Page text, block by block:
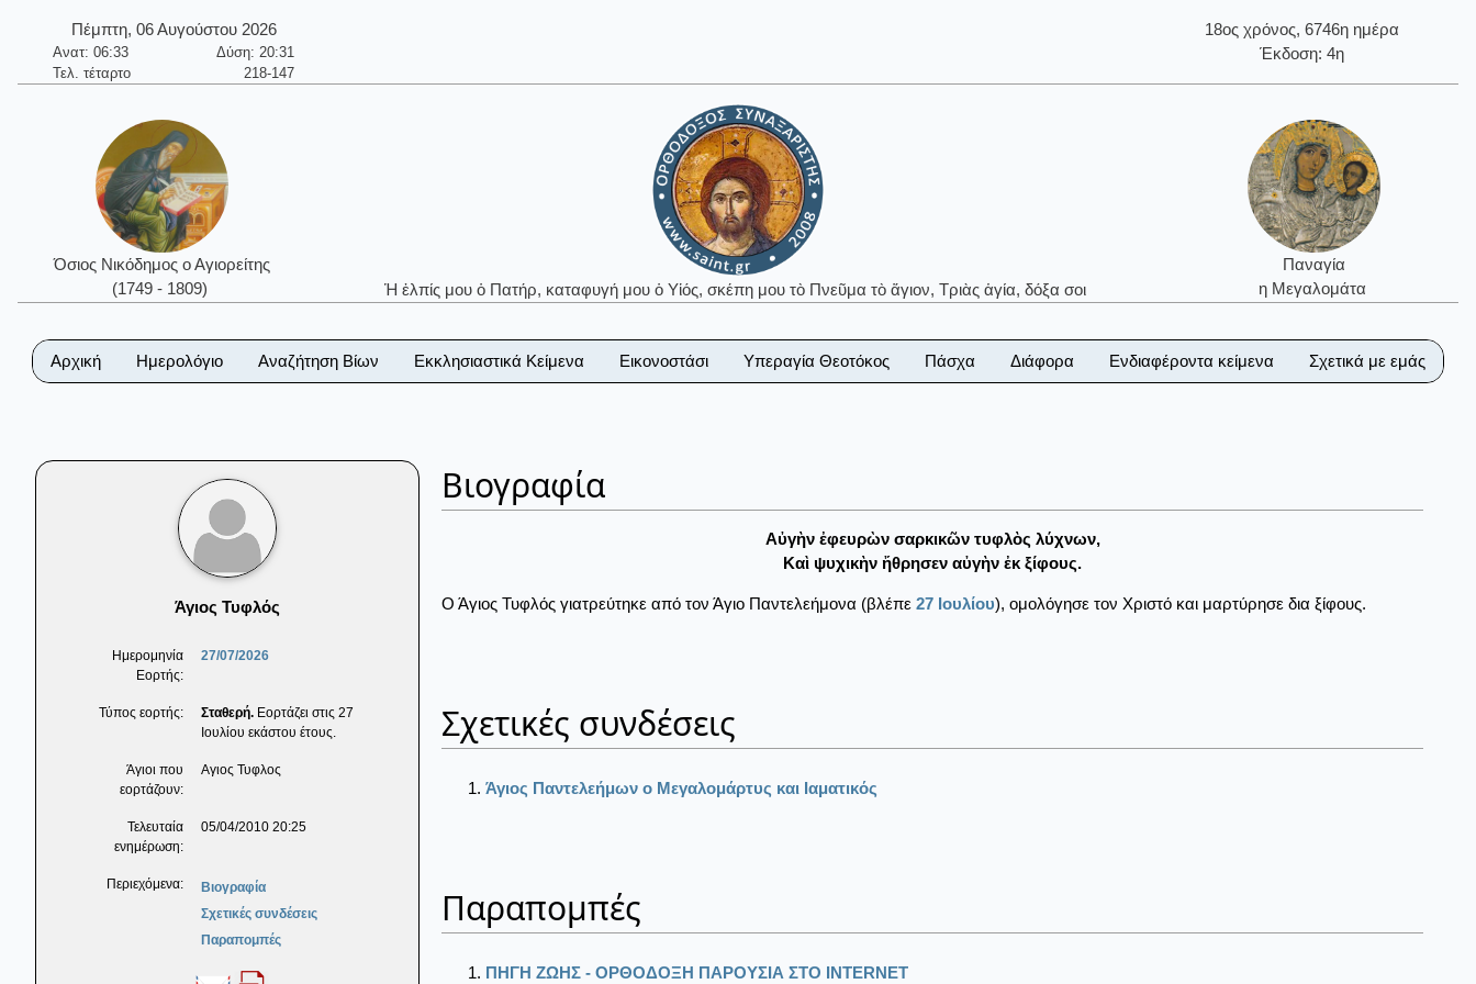
Πέμπτη, 06 Αυγούστου 2026
Ανατ: 06:33
Δύση: 20:31
Τελ. τέταρτο
218-147
18ος χρόνος, 6746η ημέρα
Έκδοση: 4η
Όσιος Νικόδημος ο Αγιορείτης
(1749 - 1809)
Ἡ ἐλπίς μου ὁ Πατήρ, καταφυγή μου ὁ Υἱός, σκέπη μου τὸ Πνεῦμα τὸ ἅγιον, Τριὰς ἁγία, δόξα σοι
Παναγία
η Μεγαλομάτα
Αρχική Ημερολόγιο Αναζήτηση Βίων Εκκλησιαστικά Κείμενα Εικονοστάσι Υπεραγία Θεοτόκος Πάσχα Διάφορα Ενδιαφέροντα κείμενα Σχετικά με εμάς
Άγιος Τυφλός
Ημερομηνία
Εορτής:
27/07/2026
Τύπος εορτής: Σταθερή. Εορτάζει στις 27
Ιουλίου εκάστου έτους.
Άγιοι που
εορτάζουν:
Αγιος Τυφλος
Τελευταία
ενημέρωση:
05/04/2010 20:25
Περιεχόμενα:
Βιογραφία
Σχετικές συνδέσεις
Παραπομπές
Βιογραφία
Αὐγὴν ἐφευρὼν σαρκικῶν τυφλὸς λύχνων,
Καὶ ψυχικὴν ἤθρησεν αὐγὴν ἐκ ξίφους.
Ο Άγιος Τυφλός γιατρεύτηκε από τον Άγιο Παντελεήμονα (βλέπε 27 Ιουλίου), ομολόγησε τον Χριστό και μαρτύρησε δια ξίφους.
Σχετικές συνδέσεις
Άγιος Παντελεήμων ο Μεγαλομάρτυς και Ιαματικός
Παραπομπές
ΠΗΓΗ ΖΩΗΣ - ΟΡΘΟΔΟΞΗ ΠΑΡΟΥΣΙΑ ΣΤΟ ΙΝΤΕRΝΕΤ